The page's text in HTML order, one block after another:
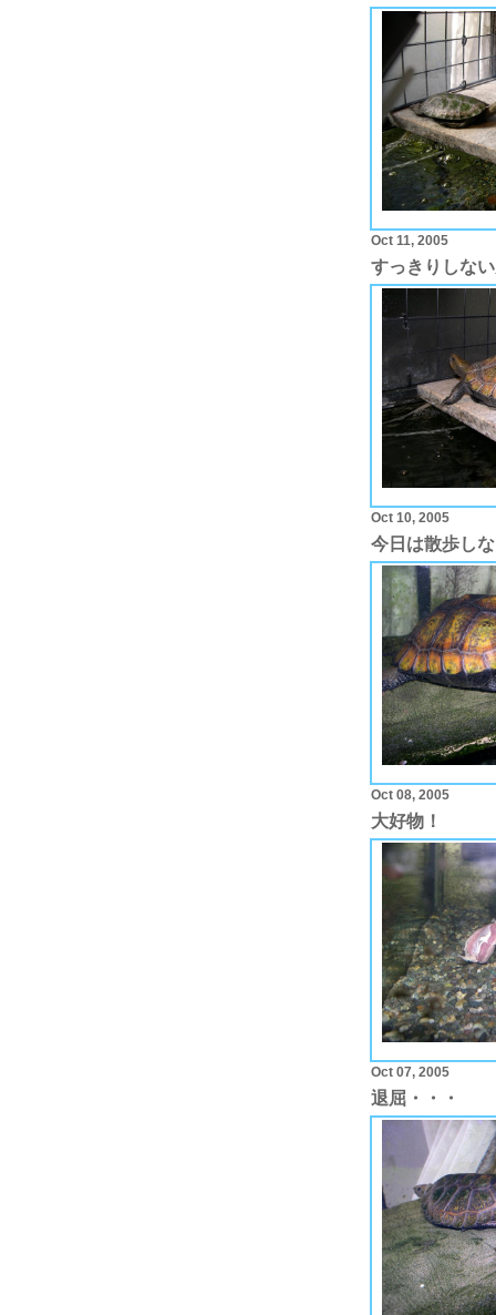
Oct 11, 2005
すっきりしな
Oct 10, 2005
今日は散歩し
Oct 08, 2005
大好物！
Oct 07, 2005
退屈・・・